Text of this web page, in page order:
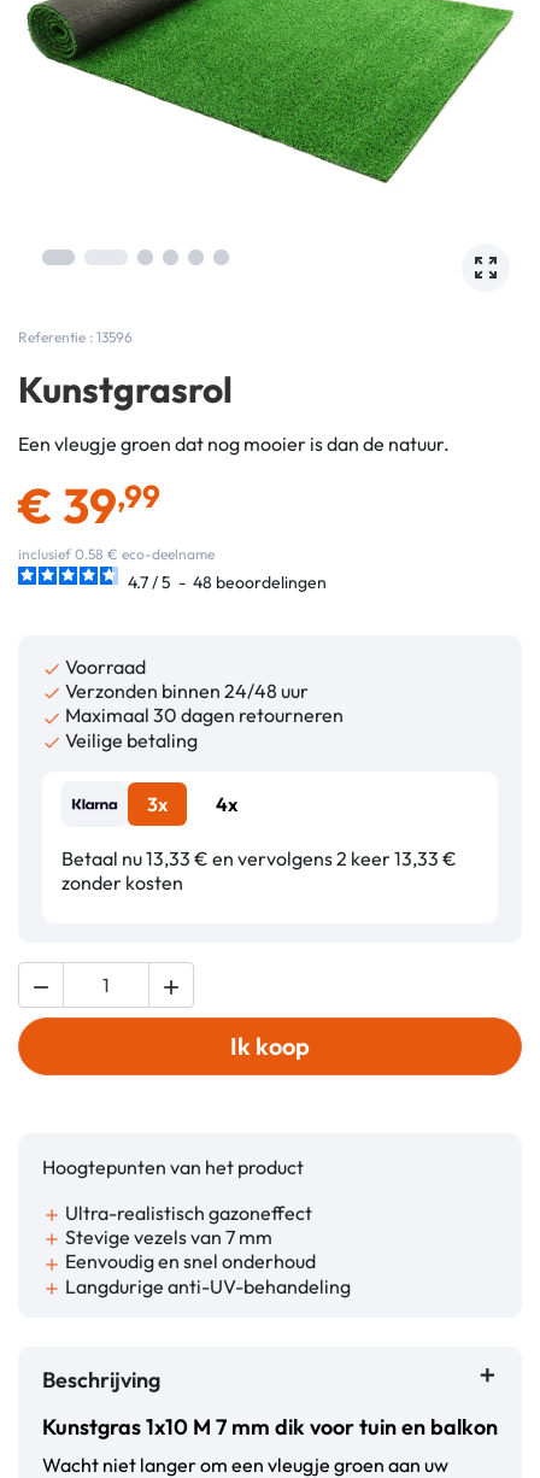
Referentie : 13596
Kunstgrasrol
Een vleugje groen dat nog mooier is dan de natuur.
€ 39,99
inclusief 0.58 € eco-deelname
4.7/5 - 48 beoordelingen
 Voorraad
 Verzonden binnen 24/48 uur
 Maximaal 30 dagen retourneren
 Veilige betaling
3x 4x
Betaal nu 13,33 € en vervolgens 2 keer 13,33 €
zonder kosten
 
Ik koop
Hoogtepunten van het product
add Ultra-realistisch gazoneffect
add Stevige vezels van 7 mm
add Eenvoudig en snel onderhoud
add Langdurige anti-UV-behandeling
Beschrijving
Kunstgras 1x10 M 7 mm dik voor tuin en balkon
Wacht niet langer om een vleugje groen aan uw